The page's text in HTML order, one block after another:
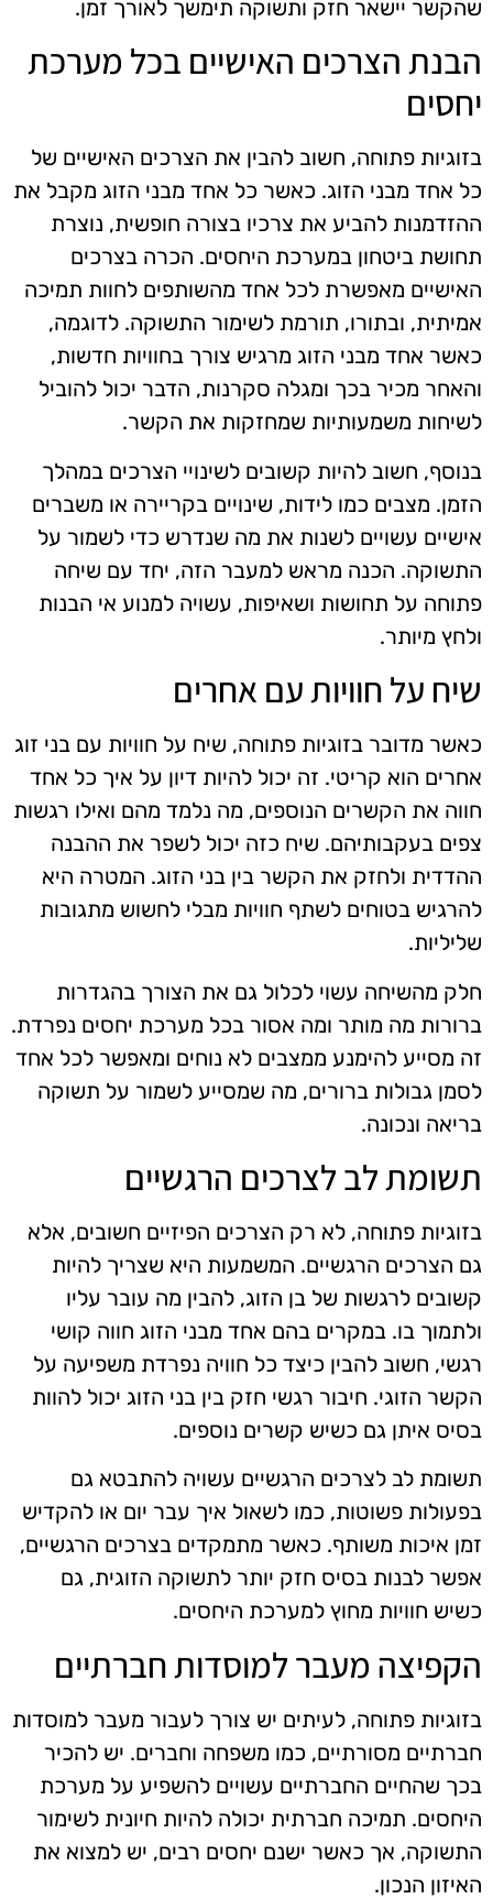
שהקשר יישאר חזק ותשוקה תימשך לאורך זמן.
הבנת הצרכים האישיים בכל מערכת
יחסים
בזוגיות פתוחה, חשוב להבין את הצרכים האישיים של
כל אחד מבני הזוג. כאשר כל אחד מבני הזוג מקבל את
ההזדמנות להביע את צרכיו בצורה חופשית, נוצרת
תחושת ביטחון במערכת היחסים. הכרה בצרכים
האישיים מאפשרת לכל אחד מהשותפים לחוות תמיכה
אמיתית, ובתורו, תורמת לשימור התשוקה. לדוגמה,
כאשר אחד מבני הזוג מרגיש צורך בחוויות חדשות,
והאחר מכיר בכך ומגלה סקרנות, הדבר יכול להוביל
לשיחות משמעותיות שמחזקות את הקשר.
בנוסף, חשוב להיות קשובים לשינויי הצרכים במהלך
הזמן. מצבים כמו לידות, שינויים בקריירה או משברים
אישיים עשויים לשנות את מה שנדרש כדי לשמור על
התשוקה. הכנה מראש למעבר הזה, יחד עם שיחה
פתוחה על תחושות ושאיפות, עשויה למנוע אי הבנות
ולחץ מיותר.
שיח על חוויות עם אחרים
כאשר מדובר בזוגיות פתוחה, שיח על חוויות עם בני זוג
אחרים הוא קריטי. זה יכול להיות דיון על איך כל אחד
חווה את הקשרים הנוספים, מה נלמד מהם ואילו רגשות
צפים בעקבותיהם. שיח כזה יכול לשפר את ההבנה
ההדדית ולחזק את הקשר בין בני הזוג. המטרה היא
להרגיש בטוחים לשתף חוויות מבלי לחשוש מתגובות
שליליות.
חלק מהשיחה עשוי לכלול גם את הצורך בהגדרות
ברורות מה מותר ומה אסור בכל מערכת יחסים נפרדת.
זה מסייע להימנע ממצבים לא נוחים ומאפשר לכל אחד
לסמן גבולות ברורים, מה שמסייע לשמור על תשוקה
בריאה ונכונה.
תשומת לב לצרכים הרגשיים
בזוגיות פתוחה, לא רק הצרכים הפיזיים חשובים, אלא
גם הצרכים הרגשיים. המשמעות היא שצריך להיות
קשובים לרגשות של בן הזוג, להבין מה עובר עליו
ולתמוך בו. במקרים בהם אחד מבני הזוג חווה קושי
רגשי, חשוב להבין כיצד כל חוויה נפרדת משפיעה על
הקשר הזוגי. חיבור רגשי חזק בין בני הזוג יכול להוות
בסיס איתן גם כשיש קשרים נוספים.
תשומת לב לצרכים הרגשיים עשויה להתבטא גם
בפעולות פשוטות, כמו לשאול איך עבר יום או להקדיש
זמן איכות משותף. כאשר מתמקדים בצרכים הרגשיים,
אפשר לבנות בסיס חזק יותר לתשוקה הזוגית, גם
כשיש חוויות מחוץ למערכת היחסים.
הקפיצה מעבר למוסדות חברתיים
בזוגיות פתוחה, לעיתים יש צורך לעבור מעבר למוסדות
חברתיים מסורתיים, כמו משפחה וחברים. יש להכיר
בכך שהחיים החברתיים עשויים להשפיע על מערכת
היחסים. תמיכה חברתית יכולה להיות חיונית לשימור
התשוקה, אך כאשר ישנם יחסים רבים, יש למצוא את
האיזון הנכון.